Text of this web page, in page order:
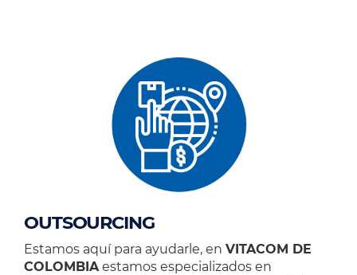
OUTSOURCING
Estamos aquí para ayudarle, en VITACOM DE
COLOMBIAestamos especializados en